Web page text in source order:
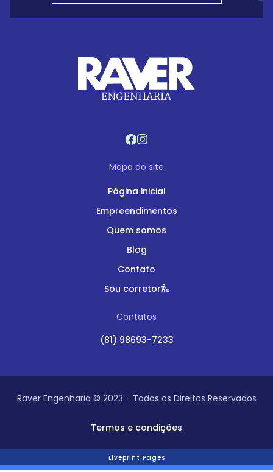
Mapa do site
Página inicial
Empreendimentos
Quem somos
Blog
Contato
Sou corretor
Contatos
(81) 98693-7233
Raver Engenharia © 2023 - Todos os Direitos Reservados
Termos e condições
Liveprint Pages